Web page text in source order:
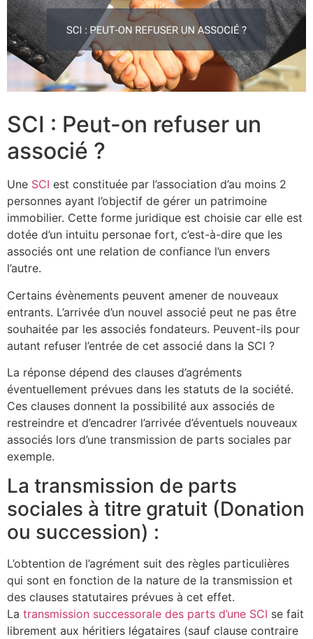
SCI : Peut-on refuser un
associé ?
Une SCI est constituée par l’association d’au moins 2
personnes ayant l’objectif de gérer un patrimoine
immobilier. Cette forme juridique est choisie car elle est
dotée d’un intuitu personae fort, c’est-à-dire que les
associés ont une relation de confiance l’un envers
l’autre.
Certains évènements peuvent amener de nouveaux
entrants. L’arrivée d’un nouvel associé peut ne pas être
souhaitée par les associés fondateurs. Peuvent-ils pour
autant refuser l’entrée de cet associé dans la SCI ?
La réponse dépend des clauses d’agréments
éventuellement prévues dans les statuts de la société.
Ces clauses donnent la possibilité aux associés de
restreindre et d’encadrer l’arrivée d’éventuels nouveaux
associés lors d’une transmission de parts sociales par
exemple.
La transmission de parts
sociales à titre gratuit (Donation
ou succession) :
L’obtention de l’agrément suit des règles particulières
qui sont en fonction de la nature de la transmission et
des clauses statutaires prévues à cet effet.
La transmission successorale des parts d’une SCI se fait
librement aux héritiers légataires (sauf clause contraire